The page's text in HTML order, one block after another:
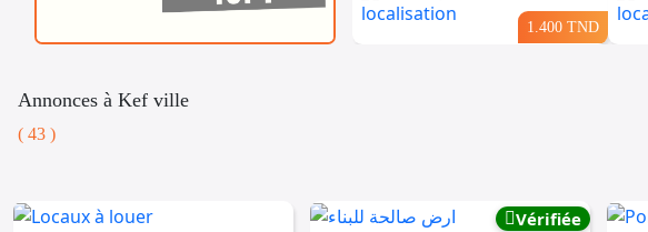
1.400 TND
Annonces à Kef ville
( 43 )
Vérifiée